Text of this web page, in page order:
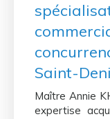
Saint-
Maître Annie
expertise